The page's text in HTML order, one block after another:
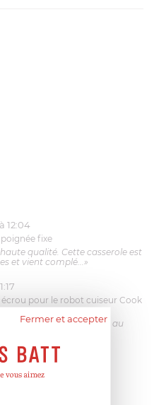
12:04
poignée fixe
qualité. Cette casserole est
et vient complé...»
pour le robot cuiseur Cook
L'écrou est un peu dur au
très rapide. ...»
123/124
Fermer et accepter